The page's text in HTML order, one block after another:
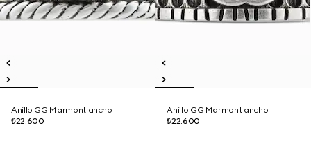
Anillo GG Marmont ancho
₺22.600
Anillo GG Marmont ancho
₺22.600